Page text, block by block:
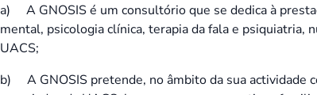
a) A GNOSIS é um consultório que se dedica à
mental, psicologia clínica, terapia da fala e psiquiatria,
UACS;
b) A GNOSIS pretende, no âmbito da sua actividade